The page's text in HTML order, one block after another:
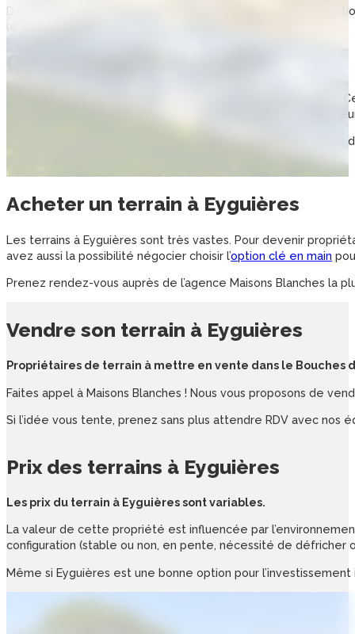
Dans le but de respecter les travaillons fixés pour la
OÙ HABITER DANS LE 13 ?
Dans le 13, Eyguières se démarque par une solide
différents projets immobiliers suscitent l’intérêt des
Eyguières abrite de vastes attractions qui attirent des
Acheter un terrain à Eyguières
Les terrains à Eyguières sont très vastes. Pour devenir
avez aussi la possibilité négocier choisir l’option clé en main
Prenez rendez-vous auprès de l’agence Maisons Blanches la
Vendre son terrain à Eyguières
Propriétaires de terrain à mettre en vente dans le Bouches
Faites appel à Maisons Blanches ! Nous vous proposons de
Si l’idée vous tente, prenez sans plus attendre RDV avec nos
Prix des terrains à Eyguières
Les prix du terrain à Eyguières sont variables.
La valeur de cette propriété est influencée par
configuration (stable ou non, en pente, nécessité de défricher
Même si Eyguières est une bonne option pour